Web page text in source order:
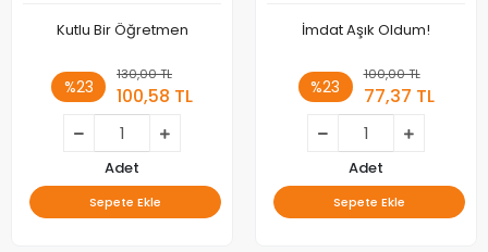
Kutlu Bir Öğretmen
%23
130,00 TL
100,58 TL
Adet
Sepete Ekle
İmdat Aşık Oldum!
%23
100,00 TL
77,37 TL
Adet
Sepete Ekle